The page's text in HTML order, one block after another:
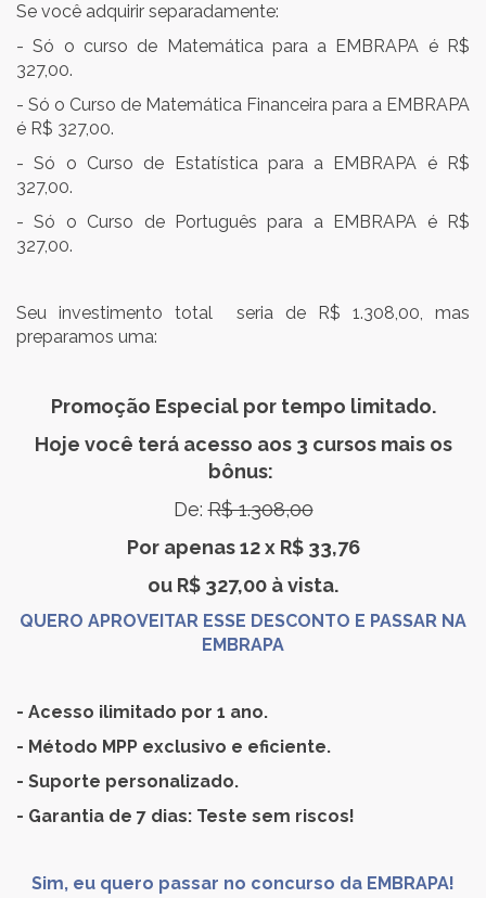
Se você adquirir separadamente:
- Só o curso de Matemática para a EMBRAPA é R$
327,00.
- Só o Curso de Matemática Financeira para a EMBRAPA
é R$ 327,00.
- Só o Curso de Estatística para a EMBRAPA é R$
327,00.
- Só o Curso de Português para a EMBRAPA é R$
327,00.
Seu investimento total seria de R$ 1.308,00, mas
preparamos uma:
Promoção Especial por tempo limitado.
Hoje você terá acesso aos 3 cursos mais os
bônus:
De:R$ 1.308,00
Por apenas 12 x R$ 33,76
ou R$ 327,00 à vista.
QUERO APROVEITAR ESSE DESCONTO E PASSAR NA
EMBRAPA
- Acesso ilimitado por 1 ano.
- Método MPP exclusivo e eficiente.
- Suporte personalizado.
- Garantia de 7 dias: Teste sem riscos!
Sim, eu quero passar no concurso da EMBRAPA!